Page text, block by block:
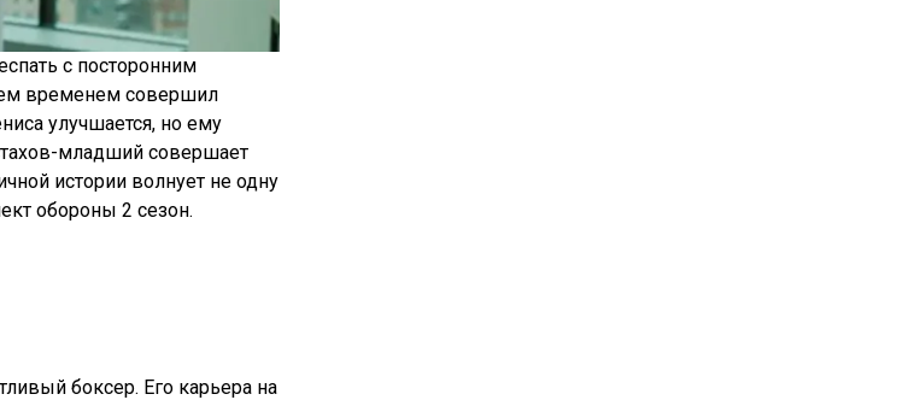
с посторонним
временем совершил
улучшается, но ему
младший совершает
истории волнует не одну
обороны 2 сезон.
боксер. Его карьера на